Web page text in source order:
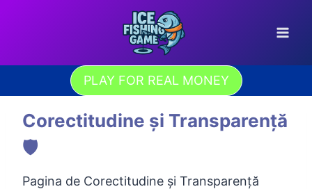
PLAY FOR REAL MONEY
Corectitudine și Transparență
🛡️
Pagina de Corectitudine și Transparență